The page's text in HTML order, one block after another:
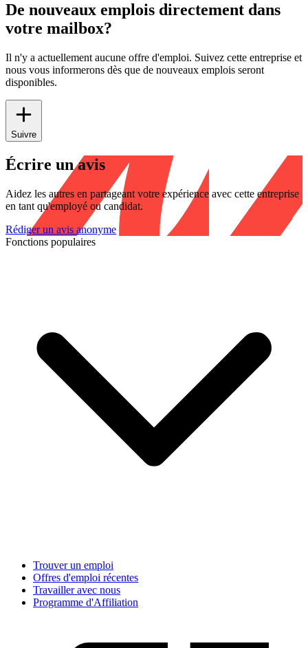
De nouveaux emplois directement dans
votre mailbox?
Il n'y a actuellement aucune offre d'emploi. Suivez cette entreprise et
nous vous informerons dès que de nouveaux emplois seront
disponibles.
Suivre
Écrire un avis
Aidez les autres en partageant votre expérience avec cette entreprise
en tant qu'employé ou candidat.
Rédiger un avis anonyme
Fonctions populaires
Trouver un emploi
Offres d'emploi récentes
Travailler avec nous
Programme d'Affiliation